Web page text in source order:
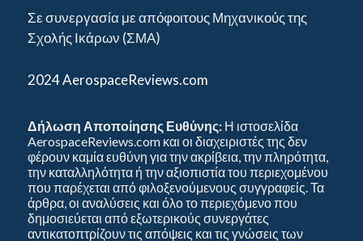
Σε συνεργασία με απόφοιτους Μηχανικούς της
Σχολής Ικάρων (ΣΜΑ)
2024 AerospaceReviews.com
Δήλωση Αποποίησης Ευθύνης: Η ιστοσελίδα
AerospaceReviews.com και οι διαχειριστές της δεν
φέρουν καμία ευθύνη για την ακρίβεια, την πληρότητα,
την καταλληλότητα ή την αξιοπιστία του περιεχομένου
που παρέχεται από φιλοξενούμενους συγγραφείς. Τα
άρθρα, οι αναλύσεις και όλο το περιεχόμενο που
δημοσιεύεται από εξωτερικούς συνεργάτες
αντικατοπτρίζουν τις απόψεις και τις γνώσεις των